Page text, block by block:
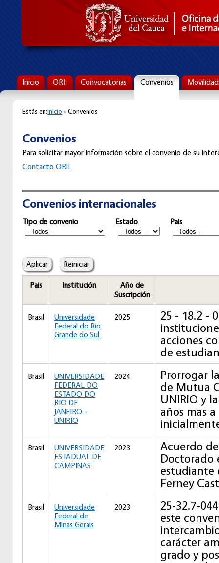
Inicio ORII Convocatorias Convenios Movilidad
Estás en:Inicio » Convenios
Convenios
Para solicitar mayor información sobre el convenio de su
Contacto ORII
Convenios internacionales
Tipo de convenio Estado Pais
Pais Institución
Año de
Suscripción
Brasil
Universidade
Federal do Rio
Grande do Sul
2025
25 - 18.2 -
acciones
de
Brasil
UNIVERSIDADE
FEDERAL DO
ESTADO DO
RIO DE
JANEIRO -
UNIRIO
2024
Prorrogar
de Mutua
UNIRIO y
años mas
Brasil
UNIVERSIDADE
ESTADUAL DE
CAMPINAS
2023
Acuerdo
Doctorado
estudiante
Ferney
Brasil
Universidade
Federal de
Minas Gerais
2023
25-32.7-
este
carácter
grado y